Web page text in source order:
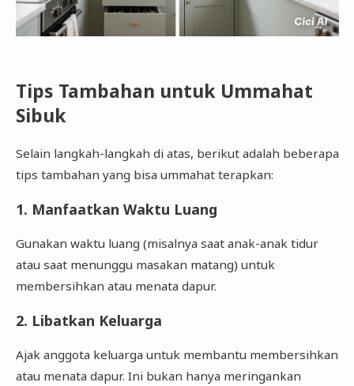
Tips Tambahan untuk Ummahat
Sibuk
Selain langkah-langkah di atas, berikut adalah beberapa
tips tambahan yang bisa ummahat terapkan:
1. Manfaatkan Waktu Luang
Gunakan waktu luang (misalnya saat anak-anak tidur
atau saat menunggu masakan matang) untuk
membersihkan atau menata dapur.
2. Libatkan Keluarga
Ajak anggota keluarga untuk membantu membersihkan
atau menata dapur. Ini bukan hanya meringankan